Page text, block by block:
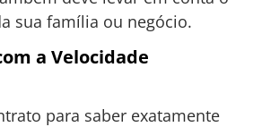
sua família ou negócio.
a Velocidade
para saber exatamente